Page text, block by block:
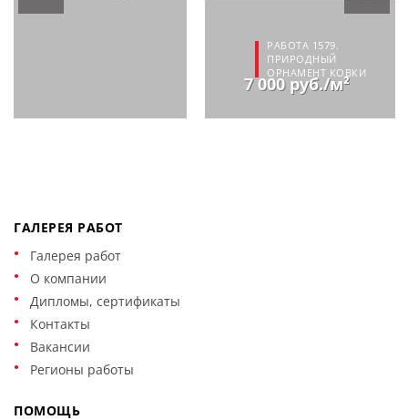
РАБОТА 1579.
ПРИРОДНЫЙ
ОРНАМЕНТ КОВКИ
7 000 руб./м²
ГАЛЕРЕЯ РАБОТ
Галерея работ
О компании
Дипломы, сертификаты
Контакты
Вакансии
Регионы работы
ПОМОЩЬ